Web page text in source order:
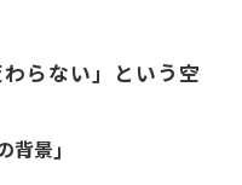
らない」という空
背景」